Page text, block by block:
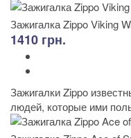
Зажигалка Zippo Viking
1410 грн.
Зажигалки Zippo
людей, которые ими